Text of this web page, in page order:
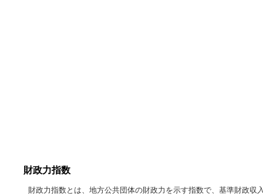
財政力指数
財政力指数とは、地方公共団体の財政力を示す指数で、基準財政